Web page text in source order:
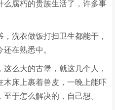
么腐朽的贵族生活了，许多事
洗衣做饭打扫卫生都能干，
在熟悉中。
么大的古堡，就这几个人，
木床上裹着兽皮，一晚上能吓
于怎么解决的，自己想。